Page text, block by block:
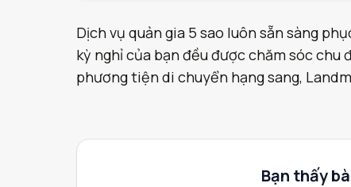
Dịch vụ quản gia 5 sao luôn sẵn sàng
kỳ nghỉ của bạn đều được chăm sóc
phương tiện di chuyển hạng sang,
Bạn thấy